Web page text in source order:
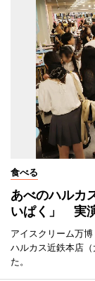
食べる
あべのハルカ
いぱく」 実
アイスクリーム万
ハルカス近鉄本店
た。